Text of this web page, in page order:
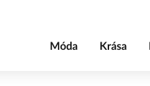
Móda Krása